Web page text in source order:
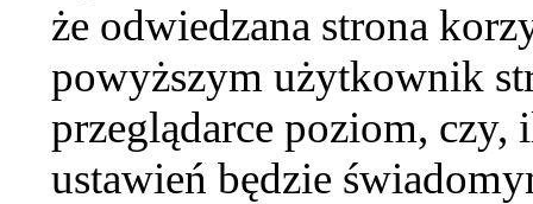
że odwiedzana strona
powyższym użytkownik
przeglądarce poziom,
ustawień będzie